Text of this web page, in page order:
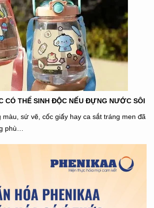
CÓ THỂ SINH ĐỘC NẾU ĐỰNG NƯỚC SÔI
màu, sứ vẽ, cốc giấy hay ca sắt tráng men đã
phù…